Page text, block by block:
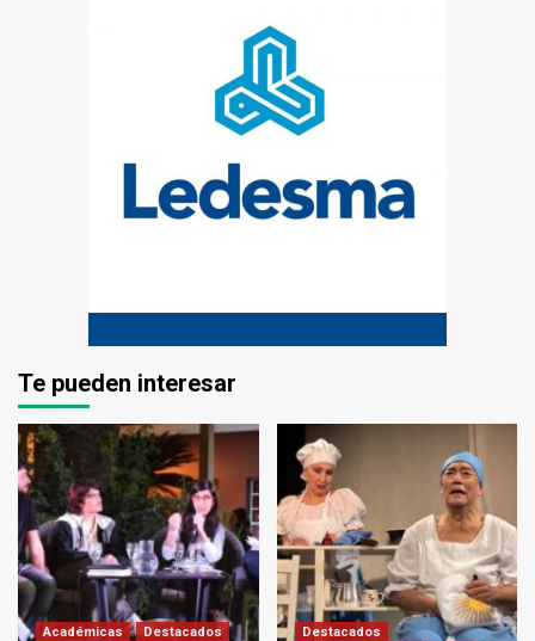
Te pueden interesar
Académicas
Destacados
Destacados